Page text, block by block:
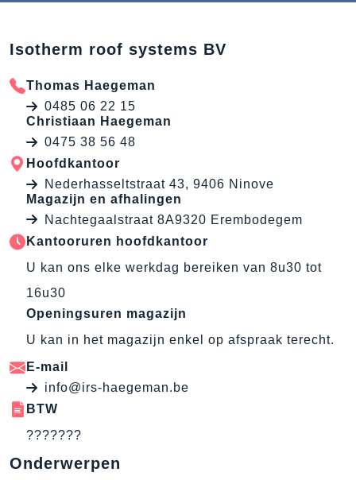
Isotherm roof systems BV
Thomas Haegeman
0485 06 22 15
Christiaan Haegeman
0475 38 56 48
Hoofdkantoor
Nederhasseltstraat 43, 9406 Ninove
Magazijn en afhalingen
Nachtegaalstraat 8A9320 Erembodegem
Kantooruren hoofdkantoor
U kan ons elke werkdag bereiken van 8u30 tot
16u30
Openingsuren magazijn
U kan in het magazijn enkel op afspraak terecht.
E-mail
info@irs-haegeman.be
BTW
???????
Onderwerpen